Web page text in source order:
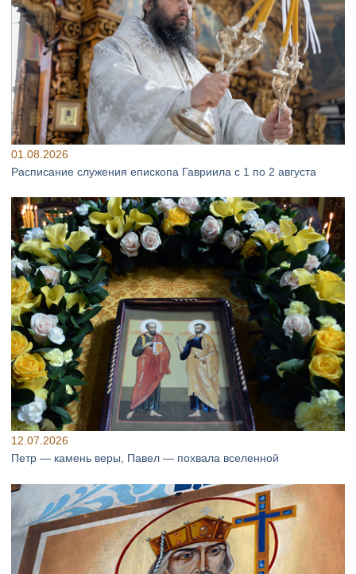
01.08.2026
Расписание служения епископа Гавриила с 1 по 2 августа
12.07.2026
Петр — камень веры, Павел — похвала вселенной